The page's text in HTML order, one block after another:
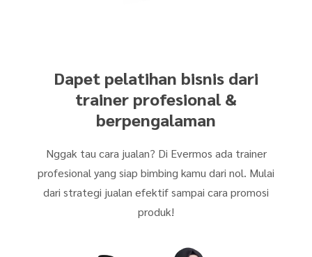
Dapet pelatihan bisnis dari
trainer profesional &
berpengalaman
Nggak tau cara jualan? Di Evermos ada trainer
profesional yang siap bimbing kamu dari nol. Mulai
dari strategi jualan efektif sampai cara promosi
produk!